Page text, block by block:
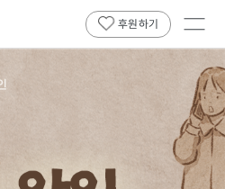
후원하기
전체
메뉴
보기